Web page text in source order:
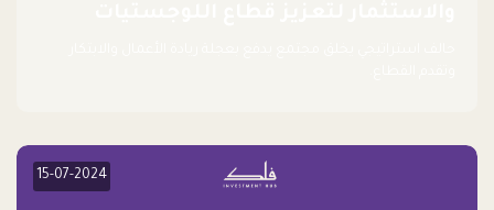
15-07-2024